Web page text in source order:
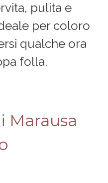
pulita e
per coloro
qualche ora
folla.
Marausa